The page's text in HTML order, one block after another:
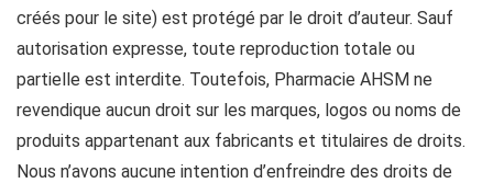
créés pour le site) est protégé par le droit d’auteur. Sauf
autorisation expresse, toute reproduction totale ou
partielle est interdite. Toutefois, Pharmacie AHSM ne
revendique aucun droit sur les marques, logos ou noms de
produits appartenant aux fabricants et titulaires de droits.
Nous n’avons aucune intention d’enfreindre des droits de